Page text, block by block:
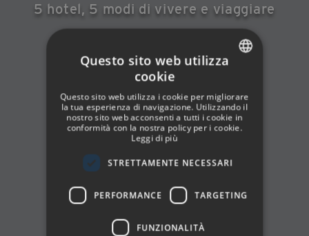
5 hotel, 5 modi di vivere e viaggiare
ENGLISH
GERMAN
Questo sito web utilizza
cookie
Questo sito web utilizza i cookie per migliorare
la tua esperienza di navigazione. Utilizzando il
nostro sito web acconsenti a tutti i cookie in
conformità con la nostra policy per i cookie.
Leggi di più
STRETTAMENTE NECESSARI
PERFORMANCE TARGETING
FUNZIONALITÀ